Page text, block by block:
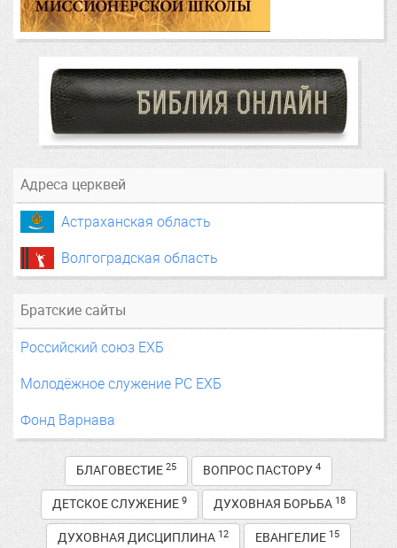
Адреса церквей
Астраханская область
Волгоградская область
Братские сайты
Российский союз ЕХБ
Молодёжное служение РС ЕХБ
Фонд Варнава
БЛАГОВЕСТИЕ 25 ВОПРОС ПАСТОРУ 4
ДЕТСКОЕ СЛУЖЕНИЕ 9 ДУХОВНАЯ БОРЬБА 18
ДУХОВНАЯ ДИСЦИПЛИНА 12 ЕВАНГЕЛИЕ 15